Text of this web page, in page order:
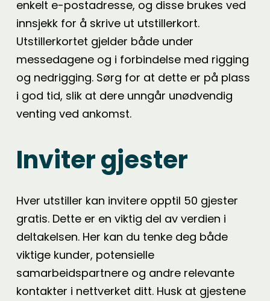
enkelt e-postadresse, og disse brukes ved
innsjekk for å skrive ut utstillerkort.
Utstillerkortet gjelder både under
messedagene og i forbindelse med rigging
og nedrigging. Sørg for at dette er på plass
i god tid, slik at dere unngår unødvendig
venting ved ankomst.
Inviter gjester
Hver utstiller kan invitere opptil 50 gjester
gratis. Dette er en viktig del av verdien i
deltakelsen. Her kan du tenke deg både
viktige kunder, potensielle
samarbeidspartnere og andre relevante
kontakter i nettverket ditt. Husk at gjestene